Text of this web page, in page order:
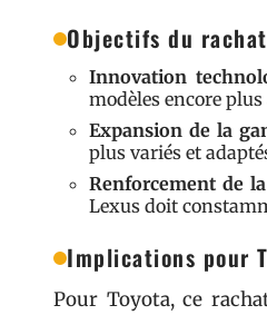
Objectifs du rachat
Innovation
modèles encore
Expansion de la
plus variés et
Renforcement de
Lexus doit
Implications pour
Pour Toyota, ce